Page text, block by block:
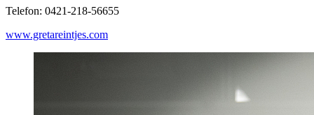
Telefon: 0421-218-56655
www.gretareintjes.com